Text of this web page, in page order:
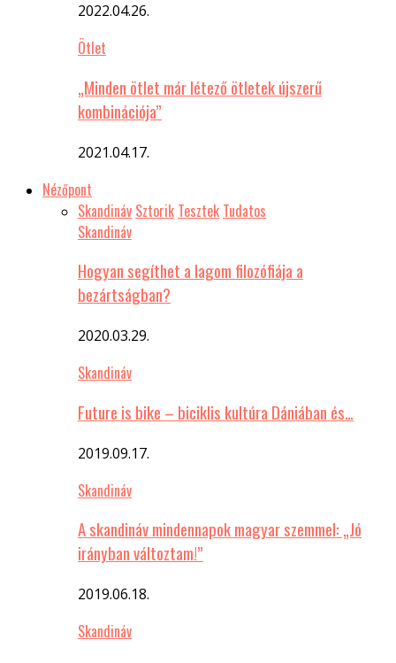
2022.04.26.
Ötlet
„Minden ötlet már létező ötletek újszerű
kombinációja”
2021.04.17.
Nézőpont
Skandináv Sztorik Tesztek Tudatos
Skandináv
Hogyan segíthet a lagom filozófiája a
bezártságban?
2020.03.29.
Skandináv
Future is bike – biciklis kultúra Dániában és…
2019.09.17.
Skandináv
A skandináv mindennapok magyar szemmel: „Jó
irányban változtam!”
2019.06.18.
Skandináv